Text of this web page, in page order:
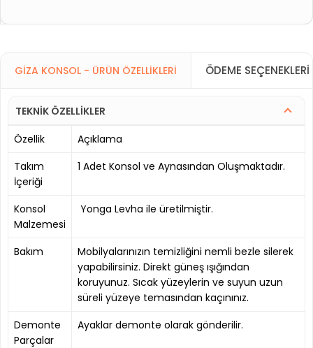
GIZA KONSOL - ÜRÜN ÖZELLIKLERI ÖDEME SEÇENEKLERI
TEKNİK ÖZELLİKLER
Özellik
Açıklama
Takım
İçeriği
1 Adet Konsol ve Aynasından Oluşmaktadır.
Konsol
Malzemesi
Yonga Levha ile üretilmiştir.
Bakım
Mobilyalarınızın temizliğini nemli bezle silerek
yapabilirsiniz. Direkt güneş ışığından
koruyunuz. Sıcak yüzeylerin ve suyun uzun
süreli yüzeye temasından kaçınınız.
Demonte
Parçalar
Ayaklar demonte olarak gönderilir.